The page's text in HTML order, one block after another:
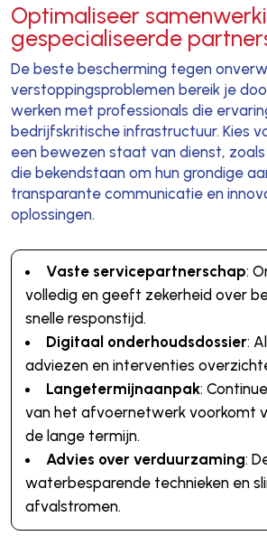
Optimaliseer
gespecialiseerde
De beste bescherming tegen
verstoppingsproblemen bereik je
werken met professionals die
bedrijfskritische infrastructuur. Kies
een bewezen staat van dienst,
die bekendstaan om hun grondige
transparante communicatie en
oplossingen.
Vaste servicepartnerschap:
volledig en geeft zekerheid over
snelle responstijd.
Digitaal onderhoudsdossier:
adviezen en interventies
Langetermijnaanpak:
van het afvoernetwerk voorkomt
de lange termijn.
Advies over verduurzaming:
waterbesparende technieken en
afvalstromen.